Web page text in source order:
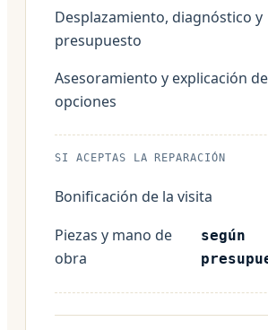
Desplazamiento, diagnóstico y
presupuesto
Asesoramiento y explicación de
opciones
SI ACEPTAS LA REPARACIÓN
Bonificación de la visita
Piezas y mano de
obra
según